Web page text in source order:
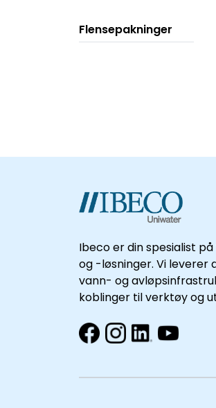
Flensepakninger
Ibeco er din spesialist
og -løsninger. Vi leverer
vann- og
koblinger til verktøy og